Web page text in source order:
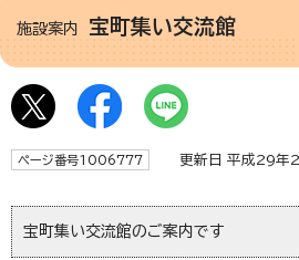
施設案内 宝町集い交流館
ページ番号1006777 更新日 平成29年2
宝町集い交流館のご案内です